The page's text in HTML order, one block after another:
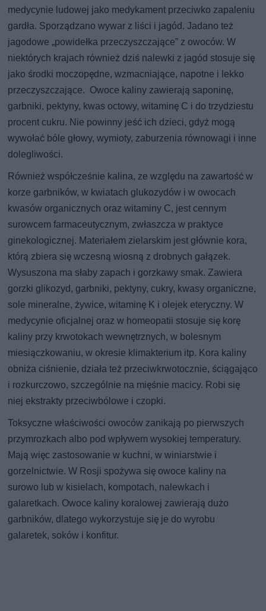
medycynie ludowej jako medykament przeciwko zapaleniu
gardła. Sporządzano wywar z liści i jagód. Jadano też
jagodowe „powidełka przeczyszczające” z owoców. W
niektórych krajach również dziś nalewki z jagód stosuje się
jako środki moczopędne, wzmacniające, napotne i lekko
przeczyszczające. Owoce kaliny zawierają saponinę,
garbniki, pektyny, kwas octowy, witaminę C i do trzydziestu
procent cukru. Nie powinny jeść ich dzieci, gdyż mogą
wywołać bóle głowy, wymioty, zaburzenia równowagi i inne
dolegliwości.
Również współcześnie kalina, ze względu na zawartość w
korze garbników, w kwiatach glukozydów i w owocach
kwasów organicznych oraz witaminy C, jest cennym
surowcem farmaceutycznym, zwłaszcza w praktyce
ginekologicznej. Materiałem zielarskim jest głównie kora,
którą zbiera się wczesną wiosną z drobnych gałązek.
Wysuszona ma słaby zapach i gorzkawy smak. Zawiera
gorzki glikozyd, garbniki, pektyny, cukry, kwasy organiczne,
sole mineralne, żywice, witaminę K i olejek eteryczny. W
medycynie oficjalnej oraz w homeopatii stosuje się korę
kaliny przy krwotokach wewnętrznych, w bolesnym
miesiączkowaniu, w okresie klimakterium itp. Kora kaliny
obniża ciśnienie, działa też przeciwkrwotocznie, ściągająco
i rozkurczowo, szczególnie na mięśnie macicy. Robi się
niej ekstrakty przeciwbólowe i czopki.
Toksyczne właściwości owoców zanikają po pierwszych
przymrozkach albo pod wpływem wysokiej temperatury.
Mają więc zastosowanie w kuchni, w winiarstwie i
gorzelnictwie. W Rosji spożywa się owoce kaliny na
surowo lub w kisielach, kompotach, nalewkach i
galaretkach. Owoce kaliny koralowej zawierają dużo
garbników, dlatego wykorzystuje się je do wyrobu
galaretek, soków i konfitur.